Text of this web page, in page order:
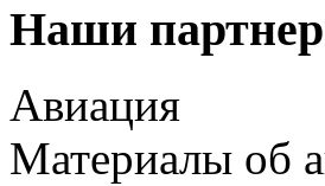
Наши
Авиация
Материалы об